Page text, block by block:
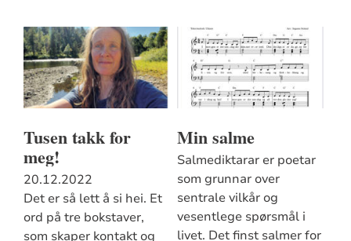
Tusen takk for
meg!
20.12.2022
Det er så lett å si hei. Et
ord på tre bokstaver,
som skaper kontakt og
Min salme
Salmediktarar er poetar
som grunnar over
sentrale vilkår og
vesentlege spørsmål i
livet. Det finst salmer for